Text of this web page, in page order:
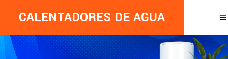
CALENTADORES DE AGUA